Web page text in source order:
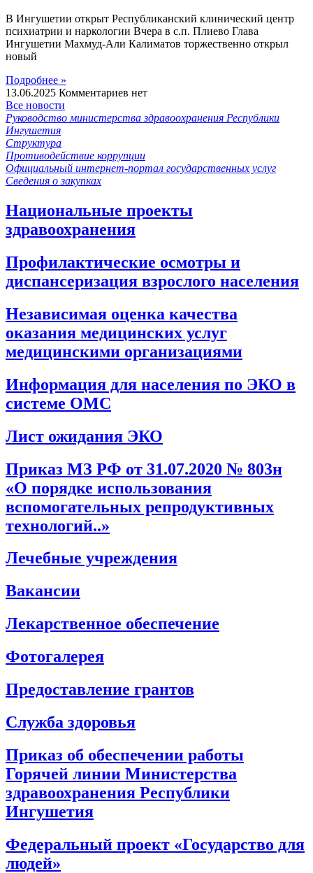
В Ингушетии открыт Республиканский клинический центр
психиатрии и наркологии Вчера в с.п. Плиево Глава
Ингушетии Махмуд-Али Калиматов торжественно открыл
новый
Подробнее »
13.06.2025 Комментариев нет
Все новости
Руководство министерства здравоохранения Республики
Ингушетия
Структура
Противодействие коррупции
Официальный интернет-портал государственных услуг
Сведения о закупках
Национальные проекты
здравоохранения
Профилактические осмотры и
диспансеризация взрослого населения
Независимая оценка качества
оказания медицинских услуг
медицинскими организациями
Информация для населения по ЭКО в
системе ОМС
Лист ожидания ЭКО
Приказ МЗ РФ от 31.07.2020 № 803н
«О порядке использования
вспомогательных репродуктивных
технологий..»
Лечебные учреждения
Вакансии
Лекарственное обеспечение
Фотогалерея
Предоставление грантов
Служба здоровья
Приказ об обеспечении работы
Горячей линии Министерства
здравоохранения Республики
Ингушетия
Федеральный проект «Государство для
людей»